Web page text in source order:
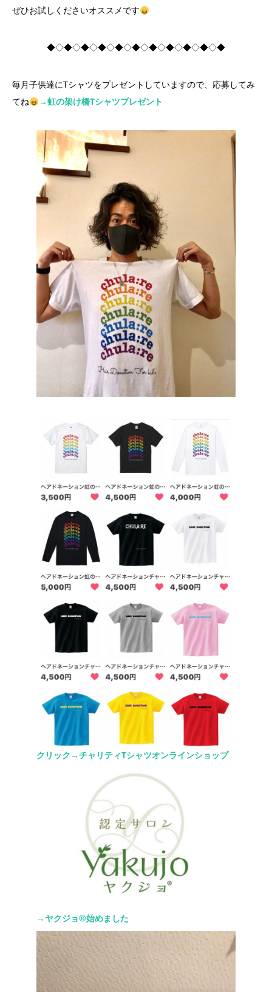
ぜひお試しくださいオススメです
◆◇◆◇◆◇◆◇◆◇◆◇◆◇◆◇◆◇◆◇◆
毎月子供達にTシャツをプレゼントしていますので、応募してみ
てね
→虹の架け橋Tシャツプレゼント
クリック→チャリティTシャツオンラインショップ
→ヤクジョ®︎始めました